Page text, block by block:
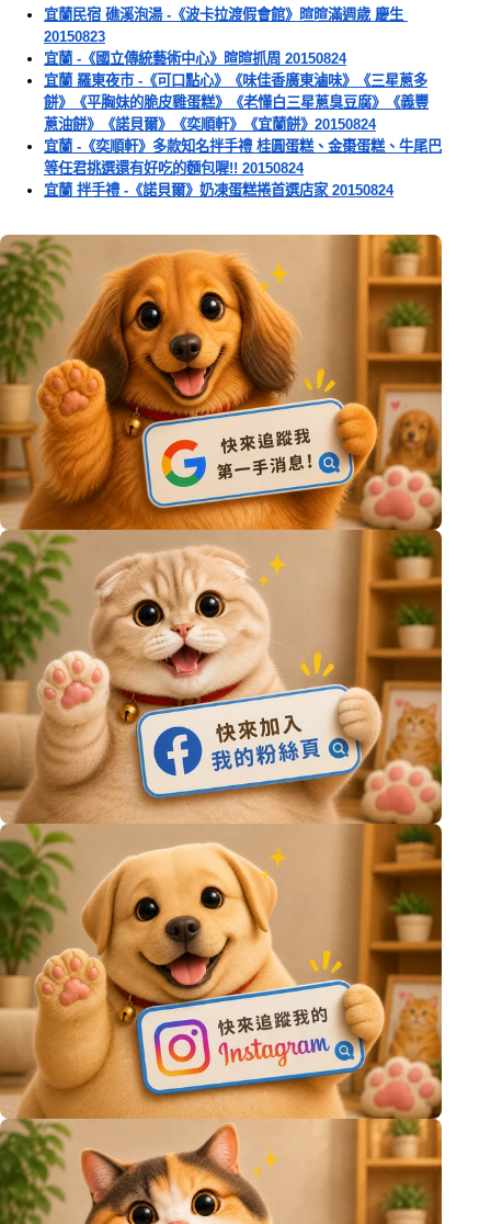
宜蘭民宿 礁溪泡湯 -《波卡拉渡假會館》暄暄滿週歲 慶生
20150823
宜蘭 -《國立傳統藝術中心》暄暄抓周 20150824
宜蘭 羅東夜市 -《可口點心》《味佳香廣東滷味》《三星蔥多
餅》《平胸妹的脆皮雞蛋糕》《老懂白三星蔥臭豆腐》《義豐
蔥油餅》《諾貝爾》《奕順軒》《宜蘭餅》20150824
宜蘭 -《奕順軒》多款知名拌手禮 桂圓蛋糕、金棗蛋糕、牛尾巴
等任君挑選還有好吃的麵包喔!! 20150824
宜蘭 拌手禮 -《諾貝爾》奶凍蛋糕捲首選店家 20150824